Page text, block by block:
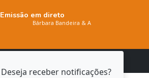
Deseja receber notificações?
Emissão em direto